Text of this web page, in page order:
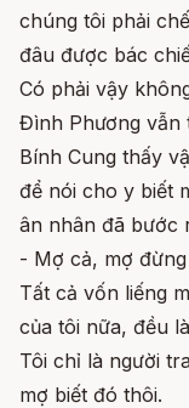
chúng tôi phải
đâu được bác
Có phải vậy
Đình Phương vẫn
Bính Cung thấy
để nói cho y biết
ân nhân đã bước
- Mợ cả, mợ
Tất cả vốn liếng
của tôi nữa, đều
Tôi chỉ là người
mợ biết đó thôi.